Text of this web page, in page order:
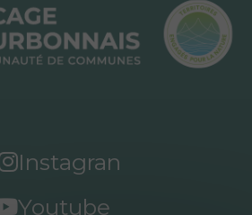
Instagran
Youtube